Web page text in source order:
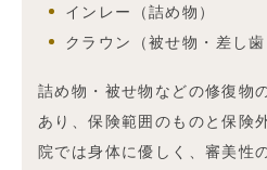
インレー（詰め物）
クラウン（被せ物・差し歯
詰め物・被せ物などの修復物
あり、保険範囲のものと保険
院では身体に優しく、審美性